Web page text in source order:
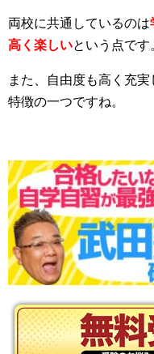
両校に共通しているのは
高く楽しいという点です
また、自由度も高く充
特徴の一つですね。